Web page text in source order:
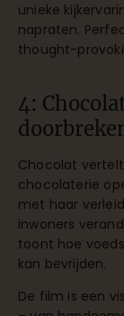
unieke
napraten.
thought-
4:
Chocolat
chocolaterie
met haar
inwoners
toont hoe
kan bevrijden.
De film is een